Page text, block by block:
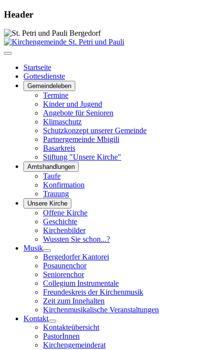
Header
Startseite
Gottesdienste
Gemeindeleben
Termine
Kinder und Jugend
Angebote für Senioren
Klimaschutz
Schutzkonzept unserer Gemeinde
Partnergemeinde Mbigili
Basarkreis
Stiftung "Unsere Kirche"
Amtshandlungen
Taufe
Konfirmation
Trauung
Unsere Kirche
Offene Kirche
Geschichte
Kirchenbilder
Wussten Sie schon...?
Musik
Bergedorfer Kantorei
Posaunenchor
Seniorenchor
Collegium Instrumentale
Freundeskreis der Kirchenmusik
Zeit zum Innehalten
Kirchenmusikalische Veranstaltungen
Kontakt
Kontakteübersicht
PastorInnen
Kirchengemeinderat